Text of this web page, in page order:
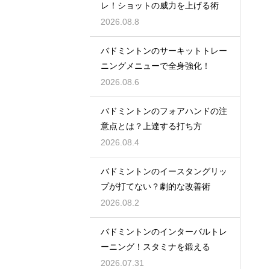
レ！ショットの威力を上げる術
2026.08.8
バドミントンのサーキットトレー
ニングメニューで全身強化！
2026.08.6
バドミントンのフォアハンドの注
意点とは？上達する打ち方
2026.08.4
バドミントンのイースタングリッ
プが打てない？劇的な改善術
2026.08.2
バドミントンのインターバルトレ
ーニング！スタミナを鍛える
2026.07.31